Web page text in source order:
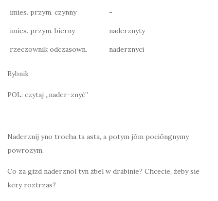
imies. przym. czynny -
imies. przym. bierny naderznyty
rzeczownik odczasown. naderznyci
Rybnik
POL: czytaj „nader-znyć”
Naderznij yno trocha ta asta, a potym jōm pociōngnymy
powrozym.
Co za gizd naderznōl tyn żbel w drabinie? Chcecie, żeby sie
kery roztrzas?